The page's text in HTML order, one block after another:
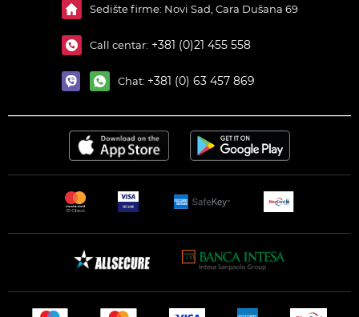
Sedište firme: Novi Sad, Cara Dušana 69
Call centar: +381 (0)21 455 558
Chat: +381 (0) 63 457 869